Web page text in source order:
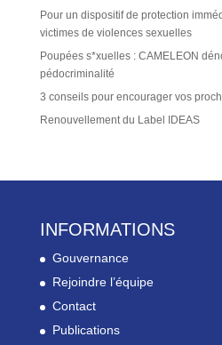
Pour un dispositif de protection
victimes de violences sexuelles
Poupées s*xuelles : CAMELEON
pédocriminalité
3 conseils pour encourager vos
Renouvellement du Label IDEAS
INFORMATIONS
Gouvernance
Rejoindre l’équipe
Contact
Publications